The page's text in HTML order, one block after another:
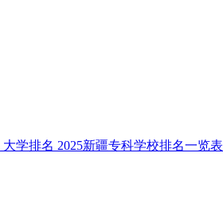
大学排名 2025新疆专科学校排名一览表